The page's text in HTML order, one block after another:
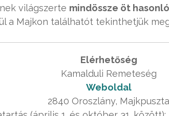
világszerte mindössze öt
a Majkon találhatót tekinthetjük
Elérhetőség
Weboldal
2840 Oroszlány, Majkpuszta